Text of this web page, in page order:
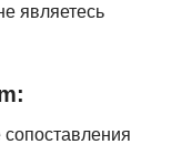
являетесь